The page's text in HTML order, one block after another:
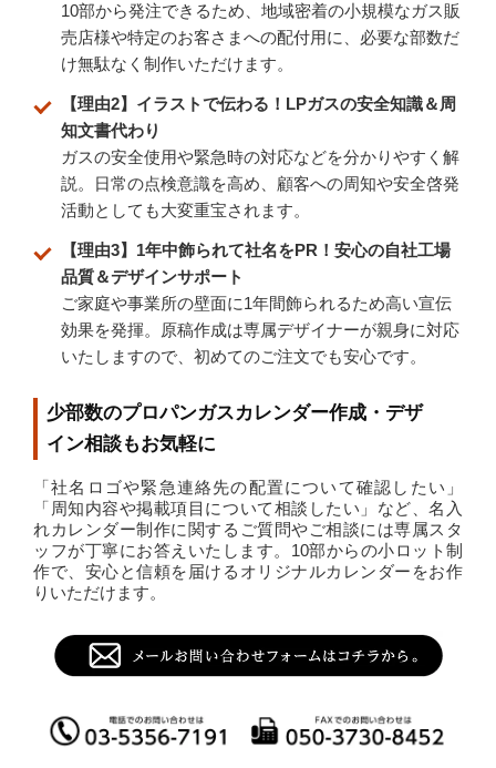
10部から発注できるため、地域密着の小規模なガス販
売店様や特定のお客さまへの配付用に、必要な部数だ
け無駄なく制作いただけます。
【理由2】イラストで伝わる！LPガスの安全知識＆周
知文書代わり
ガスの安全使用や緊急時の対応などを分かりやすく解
説。日常の点検意識を高め、顧客への周知や安全啓発
活動としても大変重宝されます。
【理由3】1年中飾られて社名をPR！安心の自社工場
品質＆デザインサポート
ご家庭や事業所の壁面に1年間飾られるため高い宣伝
効果を発揮。原稿作成は専属デザイナーが親身に対応
いたしますので、初めてのご注文でも安心です。
少部数のプロパンガスカレンダー作成・デザ
イン相談もお気軽に
「社名ロゴや緊急連絡先の配置について確認したい」
「周知内容や掲載項目について相談したい」など、名入
れカレンダー制作に関するご質問やご相談には専属スタ
ッフが丁寧にお答えいたします。10部からの小ロット制
作で、安心と信頼を届けるオリジナルカレンダーをお作
りいただけます。